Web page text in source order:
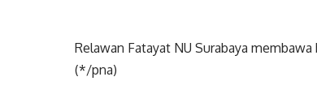
Relawan Fatayat NU Surabaya
(*/pna)